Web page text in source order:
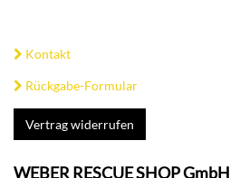
Kontakt
Rückgabe-Formular
Vertrag widerrufen
WEBER RESCUE SHOP GmbH